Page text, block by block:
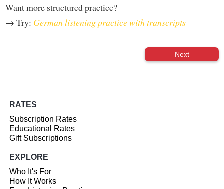
Want more structured practice?
→ Try: German listening practice with transcripts
Next
RATES
Subscription Rates
Educational Rates
Gift Subscriptions
EXPLORE
Who It's For
How It Works